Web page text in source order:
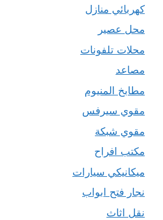
كهربائي منازل
محل عصير
محلات تلفونات
مصاعد
مطابخ المنيوم
مقوي سيرفس
مقوي شبكة
مكتب افراح
ميكانيكي سيارات
نجار فتح ابواب
نقل اثاث